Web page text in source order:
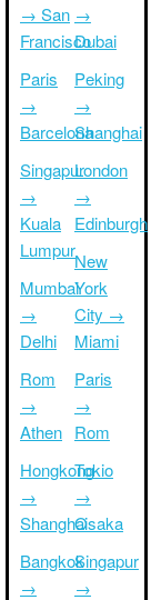
→ San
Francisco
Paris
→
Barcelona
Singapur
→
Kuala
Lumpur
Mumbai
→
Delhi
Rom
→
Athen
Hongkong
→
Shanghai
Bangkok
→
→
Dubai
Peking
→
Shanghai
London
→
Edinburgh
New
York
City →
Miami
Paris
→
Rom
Tokio
→
Osaka
Singapur
→